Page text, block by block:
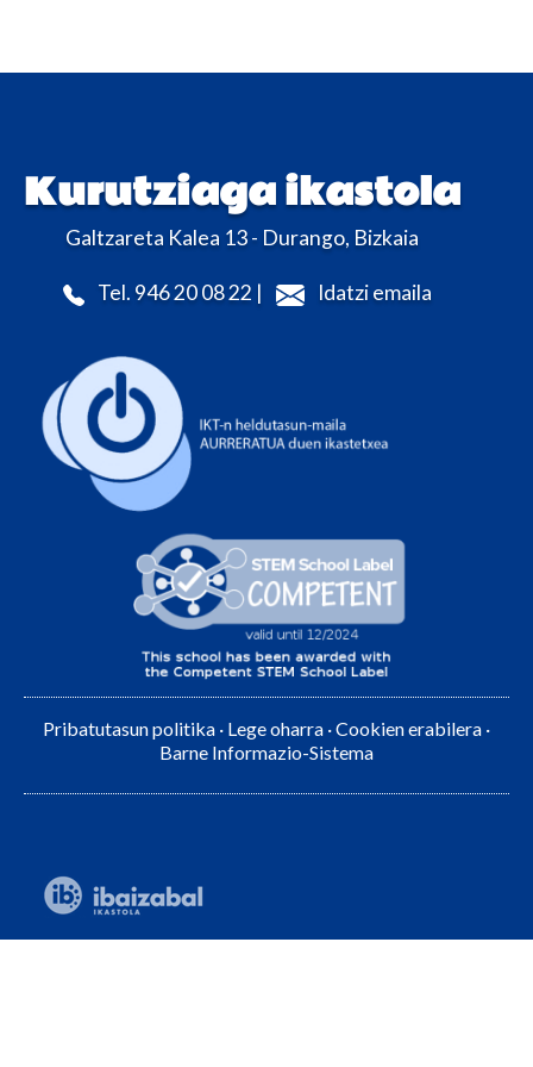
Kurutziaga ikastola
Galtzareta Kalea 13 - Durango, Bizkaia
Tel. 946 20 08 22 | Idatzi emaila
Pribatutasun politika · Lege oharra ·Cookien erabilera ·
Barne Informazio-Sistema